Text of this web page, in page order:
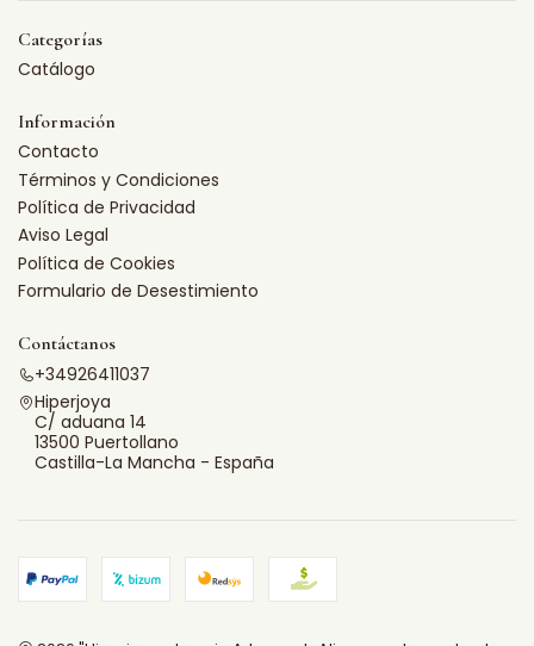
Categorías
Catálogo
Información
Contacto
Términos y Condiciones
Política de Privacidad
Aviso Legal
Política de Cookies
Formulario de Desestimiento
Contáctanos
+34926411037
Hiperjoya
C/ aduana 14
13500 Puertollano
Castilla-La Mancha - España